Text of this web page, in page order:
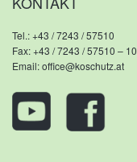
Tel.:+43 / 7243 / 57510
Fax: +43 / 7243 / 57510 – 10
Email:office@koschutz.at